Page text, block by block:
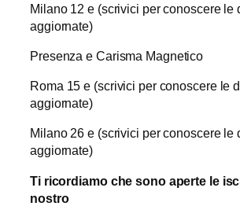
Milano 12 e (scrivici per conoscere le
aggiornate)
Presenza e Carisma Magnetico
Roma 15 e (scrivici per conoscere le
aggiornate)
Milano 26 e (scrivici per conoscere le
aggiornate)
Ti ricordiamo che sono aperte le
nostro